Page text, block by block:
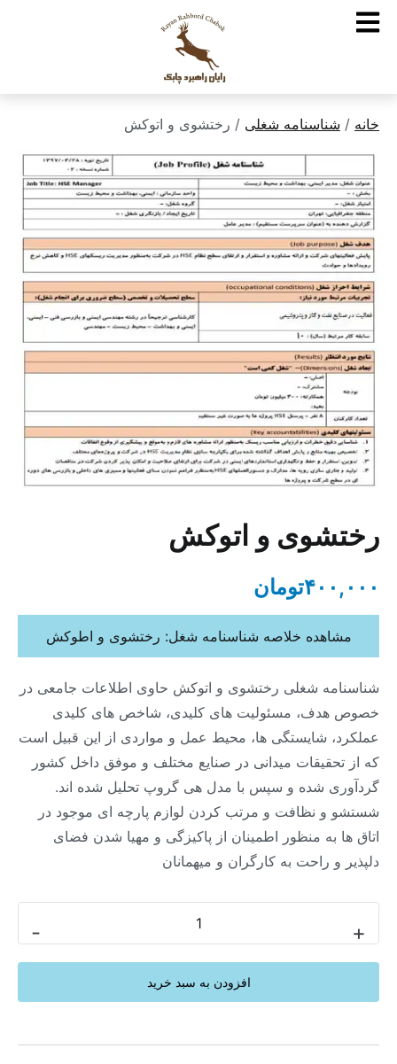
خانه / شناسنامه شغلی / رختشوی و اتوکش
رختشوی و اتوکش
۴۰۰,۰۰۰تومان
شناسنامه شغلی رختشوی و اتوکش حاوی اطلاعات جامعی در
خصوص هدف، مسئولیت های کلیدی، شاخص های کلیدی
عملکرد، شایستگی ها، محیط عمل و مواردی از این قبیل است
که از تحقیقات میدانی در صنایع مختلف و موفق داخل کشور
گردآوری شده و سپس با مدل هی گروپ تحلیل شده اند.
شستشو و نظافت و مرتب کردن لوازم پارچه ای موجود در
اتاق ها به منظور اطمینان از پاکیزگی و مهیا شدن فضای
دلپذیر و راحت به کارگران و میهمانان
مشاهده خلاصه شناسنامه شغل: رختشوی و اطوکش
- +
افزودن به سبد خرید